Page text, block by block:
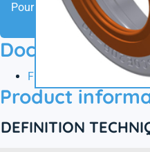
Pour ajouter ce produit au
Documentation
Fiche technique
Product
DEFINITION